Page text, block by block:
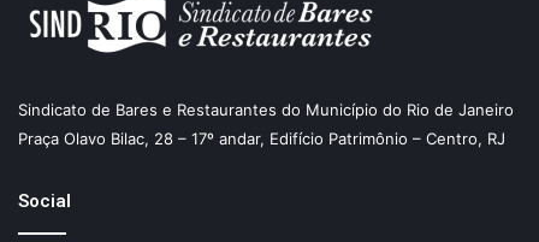
Sindicato de Bares e Restaurantes do Município do Rio de Janeiro
Praça Olavo Bilac, 28 – 17º andar, Edifício Patrimônio – Centro, RJ
Social